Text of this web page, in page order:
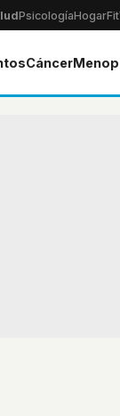
PsicologíaHogarFit
Cáncer